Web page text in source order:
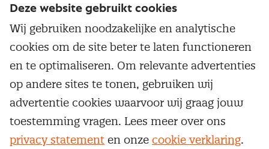
Service & contact
Over inkoop
Netwerk en communities
Aanmelden nieuwsbrief
Word lid van Nevi
Populaire thema's
Aanbesteden
Contractmanagement
Kostenmanagement
Onderhandelen
Opleidingen en trainingen
Trainingen
Opleidingen
Cookievoorkeuren beherenOnzealgemene
Deze website gebruikt cookies
Wij gebruiken noodzakelijke en analytische
cookies om de site beter te laten functioneren
en te optimaliseren. Om relevante advertenties
op andere sites te tonen, gebruiken wij
advertentie cookies waarvoor wij graag jouw
toestemming vragen. Lees meer over ons
privacy statement en onze cookie verklaring.